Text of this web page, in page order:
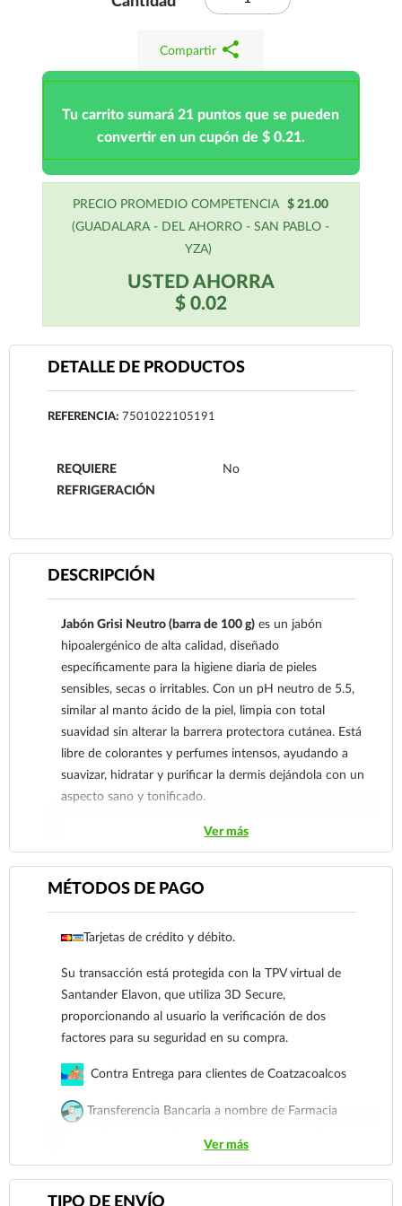
Compartir share
Tu carrito sumará 21 puntos que se pueden
convertir en un cupón de $ 0.21.
PRECIO PROMEDIO COMPETENCIA
$ 21.00
(GUADALARA - DEL AHORRO - SAN PABLO -
YZA)
USTED AHORRA
$ 0.02
DETALLE DE PRODUCTOS
REFERENCIA: 7501022105191
REQUIERE
REFRIGERACIÓN
No
DESCRIPCIÓN
Jabón Grisi Neutro (barra de 100 g) es un jabón
hipoalergénico de alta calidad, diseñado
específicamente para la higiene diaria de pieles
sensibles, secas o irritables. Con un pH neutro de 5.5,
similar al manto ácido de la piel, limpia con total
suavidad sin alterar la barrera protectora cutánea. Está
libre de colorantes y perfumes intensos, ayudando a
suavizar, hidratar y purificar la dermis dejándola con un
aspecto sano y tonificado.
Tarjetas de crédito y débito.
Su transacción está protegida con la TPV virtual
de Santander Elavon, que utiliza 3D Secure,
proporcionando al usuario la verificación de dos
Contra Entrega para clientes de
Coatzacoalcos
Transferencia Bancaria a nombre de Farmacia
Gloria de Coatzacoalcos S.A. de C.V. Número de
su comprobante de pago a al siguiente correo
nuestro
921 261 8491
Ver más
MÉTODOS DE PAGO
Tarjetas de crédito y débito.
Su transacción está protegida con la TPV virtual de
Santander Elavon, que utiliza 3D Secure,
proporcionando al usuario la verificación de dos
factores para su seguridad en su compra.
Contra Entrega para clientes de Coatzacoalcos
Transferencia Bancaria a nombre de Farmacia
cuenta: Clave: 014854655008143954
Para esta forma de pago el cliente deberá enviar su
Ver más
TIPO DE ENVÍO